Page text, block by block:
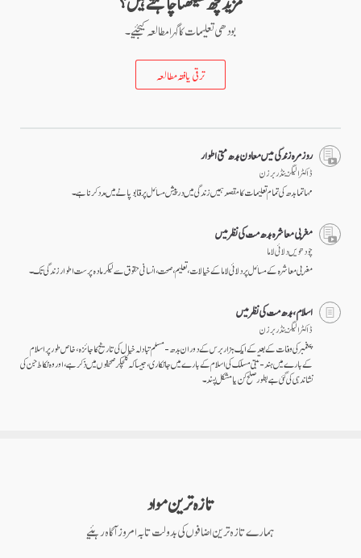
بودھی تعلیمات کا گہرا مطالعہ کیجئیے۔
ترقی یافتہ مطالعہ
روزمرہ زندگی میں معاون بدھ متی اطوار
ڈاکٹر الیگزینڈر برزن
مہاتما بدھ کی تمام تعلیمات کا مقصد ہمیں زندگی میں درپیش مسائل پر قابو پانے میں مدد کرنا ہے۔
مغربی معاشرہ بدھ مت کی نظر میں
چودھویں دلائی لاما
مغربی معاشرہ کے مسائل پر دلائی لاما کے خیالات، تعلیم، صحت، انسانی حقوق سے لیکر مادہ پرست اطوار زندگی تک۔
اسلام، بدھ مت کی نظر میں
ڈاکٹر الیگزینڈر برزن
پیغمبر کی وفات کے بعد کے ایک ہزار برس کے دوران بدھ-مسلم تبادلہ خیال کی تاریخ کا جائزہ، خاص طور پر اسلام
کے بارے میں ہند-تبتی مسلک کی اسلام کے بارے میں جانکاری، جیسا کہ کلچکر صحیفوں میں ذکر ہے، اور وہ نکاط جن کی
نشاندہی کی گئی ہے بطور صلح کن یا مشکل پسند۔
تازہ ترین مواد
ہمارے تازہ ترین اضافوں کی بدولت تا بہ امروز آگاہ رہئیے